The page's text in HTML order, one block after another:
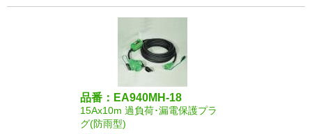
品番：EA940MH-18
15Ax10m 過負荷･漏電保護プラ
グ(防雨型)